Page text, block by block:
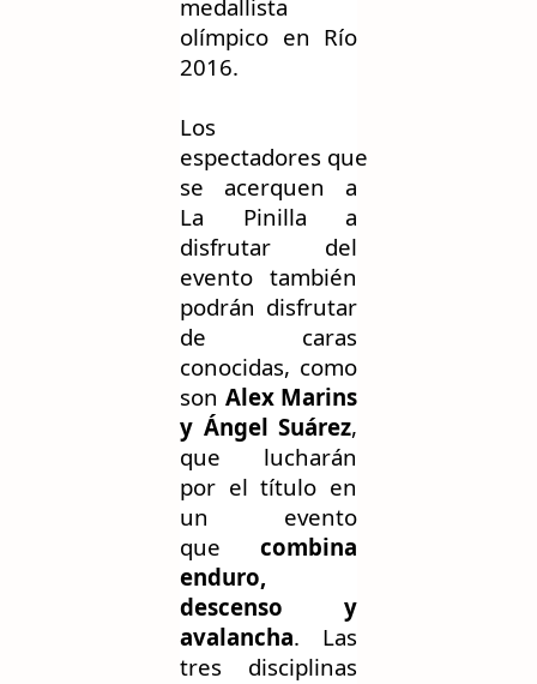
medallista
olímpico en Río
2016.
Los
espectadores que
se acerquen a
La Pinilla a
disfrutar del
evento también
podrán disfrutar
de caras
conocidas, como
son Alex Marins
y Ángel Suárez,
que lucharán
por el título en
un evento
que combina
enduro,
descenso y
avalancha. Las
tres disciplinas